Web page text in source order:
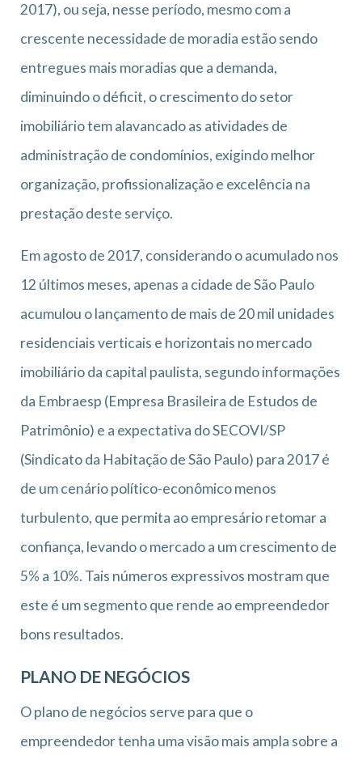
2017), ou seja, nesse período, mesmo com a
crescente necessidade de moradia estão sendo
entregues mais moradias que a demanda,
diminuindo o déficit, o crescimento do setor
imobiliário tem alavancado as atividades de
administração de condomínios, exigindo melhor
organização, profissionalização e excelência na
prestação deste serviço.
Em agosto de 2017, considerando o acumulado nos
12 últimos meses, apenas a cidade de São Paulo
acumulou o lançamento de mais de 20 mil unidades
residenciais verticais e horizontais no mercado
imobiliário da capital paulista, segundo informações
da Embraesp (Empresa Brasileira de Estudos de
Patrimônio) e a expectativa do SECOVI/SP
(Sindicato da Habitação de São Paulo) para 2017 é
de um cenário político-econômico menos
turbulento, que permita ao empresário retomar a
confiança, levando o mercado a um crescimento de
5% a 10%. Tais números expressivos mostram que
este é um segmento que rende ao empreendedor
bons resultados.
PLANO DE NEGÓCIOS
O plano de negócios serve para que o
empreendedor tenha uma visão mais ampla sobre a